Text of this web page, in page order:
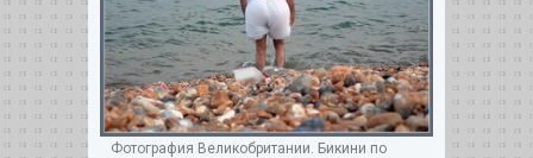
Фотография Великобритании. Бикини по